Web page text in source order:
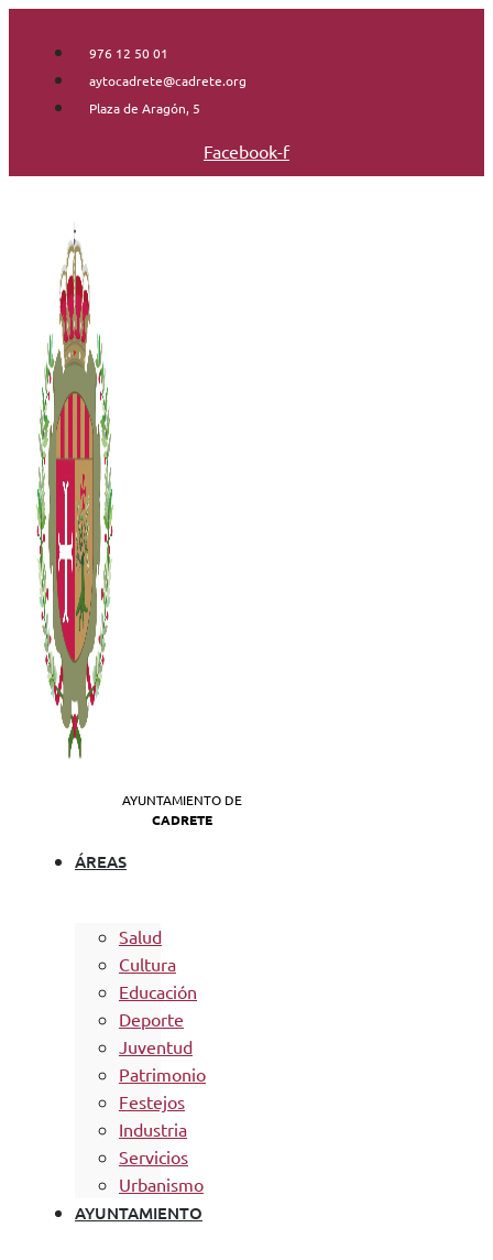
contenido
976 12 50 01
aytocadrete@cadrete.org
Plaza de Aragón, 5
Facebook-f
AYUNTAMIENTO DE
CADRETE
ÁREAS
Salud
Cultura
Educación
Deporte
Juventud
Patrimonio
Festejos
Industria
Servicios
Urbanismo
AYUNTAMIENTO